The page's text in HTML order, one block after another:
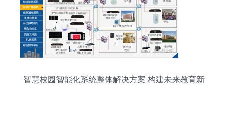
智慧校园智能化系统整体解决方案 构建未来教育新